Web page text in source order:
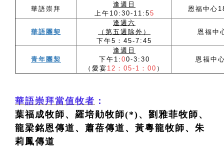
華語崇拜
逢週日
上午10:30-11:55
恩福中心
華語團契
逢週六
（第五週除外）
下午5：45-7:45
恩福中
青年團契
逢週日
下午1: 00-3:30
（愛宴 12：05-1：00 ）
恩福中
華語崇拜當值牧者 ：
葉福成牧師、羅培勛牧師(*)、劉雅菲牧師、
龍梁銘恩傳道、蕭蓓傳道、黃粵龍牧師、朱
莉鳳傳道